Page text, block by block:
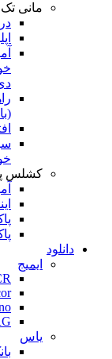
مانی
کشلس
دانلود
ایمیج
یاس